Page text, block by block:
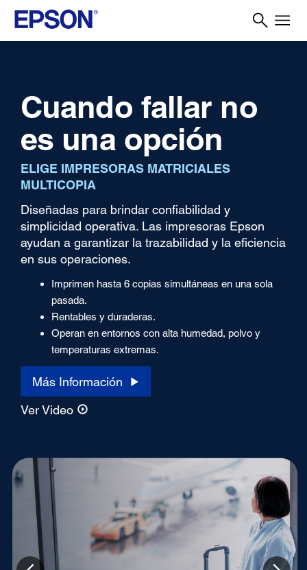
Cuando fallar no
es una opción
ELIGE IMPRESORAS MATRICIALES
MULTICOPIA
Diseñadas para brindar confiabilidad y
simplicidad operativa. Las impresoras Epson
ayudan a garantizar la trazabilidad y la eficiencia
en sus operaciones.
Imprimen hasta 6 copias simultáneas en una sola
pasada.
Rentables y duraderas.
Operan en entornos con alta humedad, polvo y
temperaturas extremas.
Más Información
Ver Video